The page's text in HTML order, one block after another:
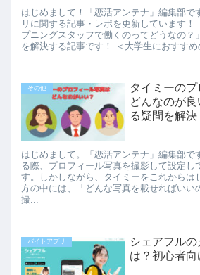
はじめまして！「恋活アンテナ」編集部で
リに関する記事・レポを更新しています！
プニングスタッフで働くのってどうなの？
を解決する記事です！ ＜大学生におすすめ
その他
タイミーの
どんなのが
る疑問を解決
はじめまして。「恋活アンテナ」編集部で
る際、プロフィール写真を撮影して設定し
す。しかしながら、タイミーをこれからは
方の中には、「どんな写真を載せればいい
撮...
バイトアプリ
シェアフル
は？初心者向